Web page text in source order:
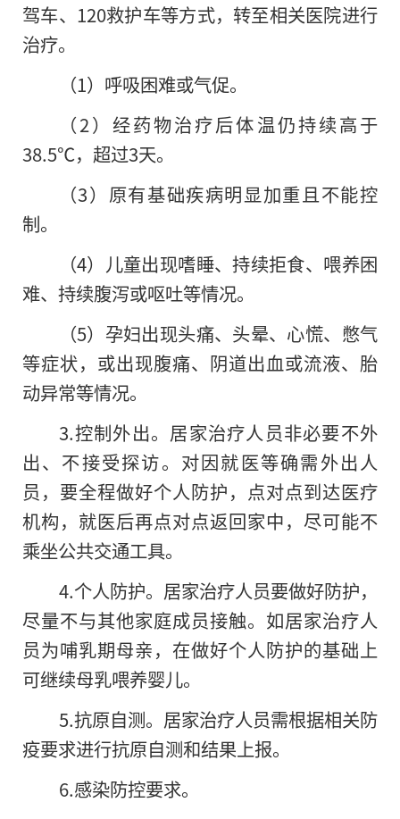
驾车、120救护车等方式，转至相关医院进行
治疗。
（1）呼吸困难或气促。
（2）经药物治疗后体温仍持续高于
38.5℃，超过3天。
（3）原有基础疾病明显加重且不能控
制。
（4）儿童出现嗜睡、持续拒食、喂养困
难、持续腹泻或呕吐等情况。
（5）孕妇出现头痛、头晕、心慌、憋气
等症状，或出现腹痛、阴道出血或流液、胎
动异常等情况。
3.控制外出。居家治疗人员非必要不外
出、不接受探访。对因就医等确需外出人
员，要全程做好个人防护，点对点到达医疗
机构，就医后再点对点返回家中，尽可能不
乘坐公共交通工具。
4.个人防护。居家治疗人员要做好防护，
尽量不与其他家庭成员接触。如居家治疗人
员为哺乳期母亲，在做好个人防护的基础上
可继续母乳喂养婴儿。
5.抗原自测。居家治疗人员需根据相关防
疫要求进行抗原自测和结果上报。
6.感染防控要求。